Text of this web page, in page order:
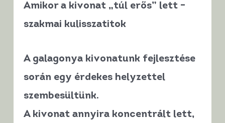
Amikor a kivonat „túl erős” lett –
szakmai kulisszatitok
A galagonya kivonatunk fejlesztése
során egy érdekes helyzettel
szembesültünk.
A kivonatannyira koncentrált lett,